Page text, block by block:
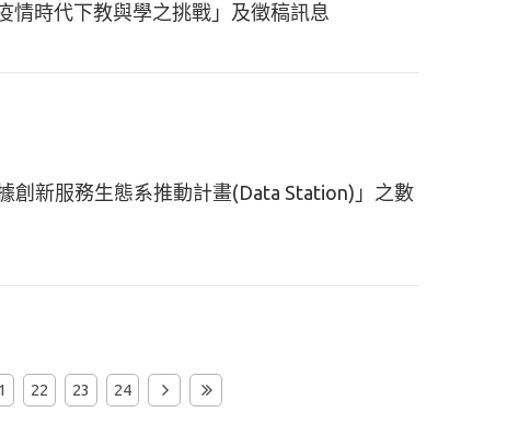
情時代下教與學之挑戰」及徵稿訊息
創新服務生態系推動計畫(Data Station)」之數
22 23 24